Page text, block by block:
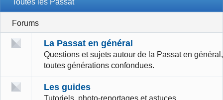
Forums
La Passat en général
Questions et sujets autour de la Passat en général,
toutes générations confondues.
Les guides
Tutoriels, photo-reportages et astuces.